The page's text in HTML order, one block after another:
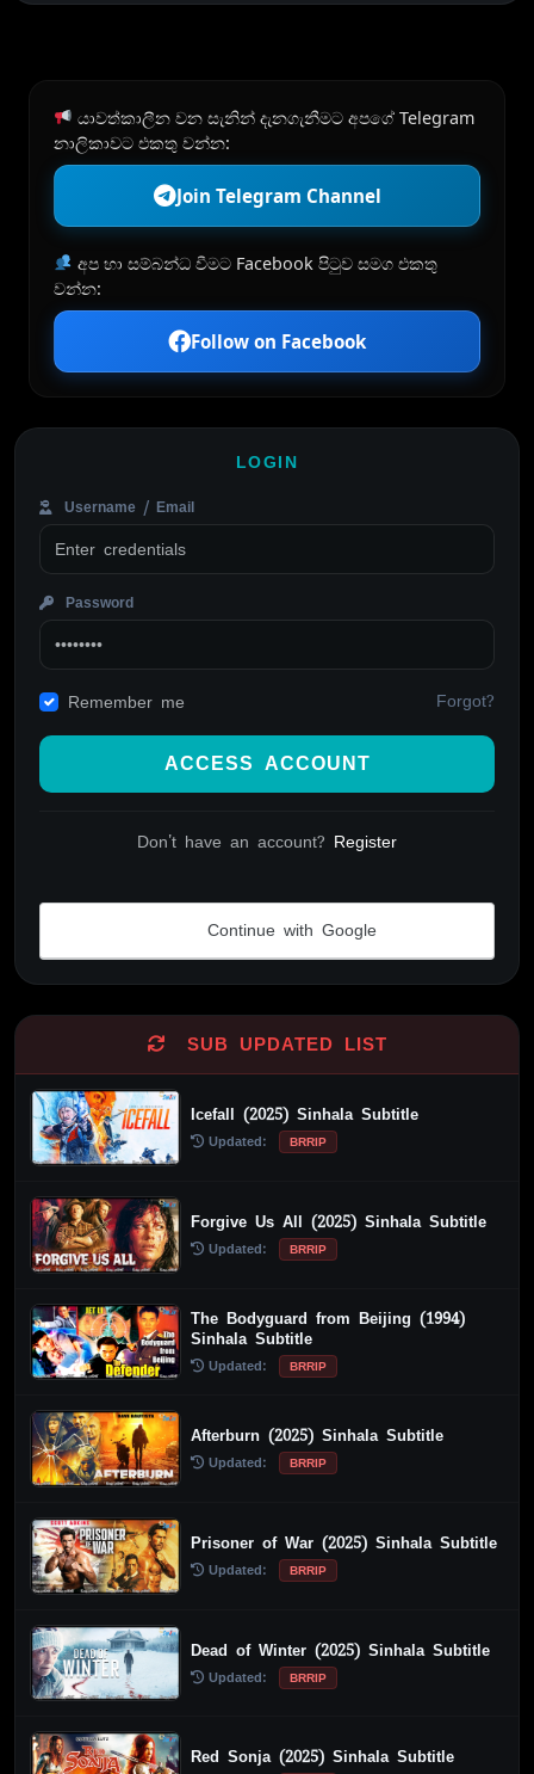
යාවත්කාලීන වන සැනින් දැනගැනීමට අපගේ Telegram
නාලිකාවට එකතු වන්න:
Join Telegram Channel
අප හා සම්බන්ධ වීමට Facebook පිටුව සමග එකතු
වන්න:
Follow on Facebook
LOGIN
Username / Email
Password
Remember me Forgot?
ACCESS ACCOUNT
Don't have an account? Register
Continue with Google
SUB UPDATED LIST
Icefall (2025) Sinhala Subtitle
Updated: BRRIP
Forgive Us All (2025) Sinhala Subtitle
Updated: BRRIP
The Bodyguard from Beijing (1994)
Sinhala Subtitle
Updated: BRRIP
Afterburn (2025) Sinhala Subtitle
Updated: BRRIP
Prisoner of War (2025) Sinhala Subtitle
Updated: BRRIP
Dead of Winter (2025) Sinhala Subtitle
Updated: BRRIP
Red Sonja (2025) Sinhala Subtitle